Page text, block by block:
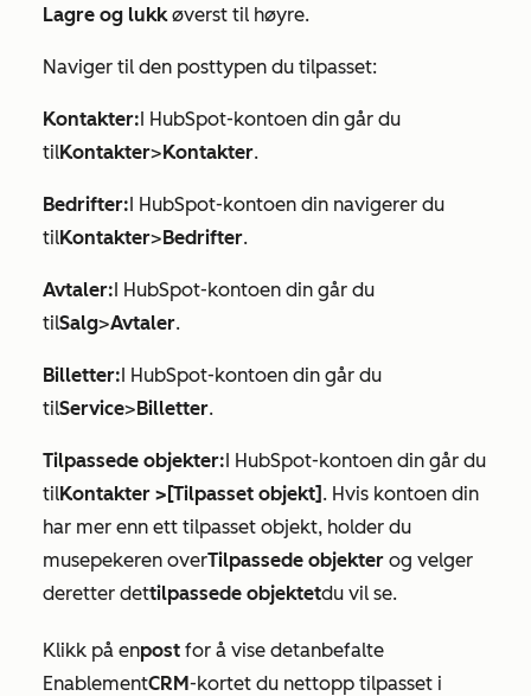
Lagre og lukkøverst til høyre.
Naviger til den posttypen du tilpasset:
Kontakter:I HubSpot-kontoen din går du
tilKontakter>Kontakter.
Bedrifter:I HubSpot-kontoen din navigerer du
tilKontakter>Bedrifter.
Avtaler:I HubSpot-kontoen din går du
tilSalg>Avtaler.
Billetter:I HubSpot-kontoen din går du
tilService>Billetter.
Tilpassede objekter:I HubSpot-kontoen din går du
tilKontakter > [Tilpasset objekt] . Hvis kontoen din
har mer enn ett tilpasset objekt, holder du
musepekeren overTilpassede objekter og velger
deretter dettilpassede objektetdu vil se.
Klikk på enpost for å vise detanbefalte
EnablementCRM-kortet du nettopp tilpasset i